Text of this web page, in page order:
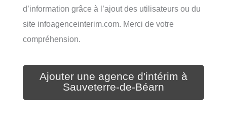
d’information grâce à l’ajout des utilisateurs ou du
site infoagenceinterim.com. Merci de votre
compréhension.
Ajouter une agence d'intérim à
Sauveterre-de-Béarn